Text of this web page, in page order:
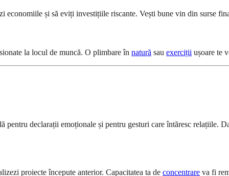
economiile și să eviți investițiile riscante. Vești bune vin din surse
la locul de muncă. O plimbare în natură sau exerciții ușoare te
declarații emoționale și pentru gesturi care întăresc relațiile.
proiecte începute anterior. Capacitatea ta de concentrare va fi